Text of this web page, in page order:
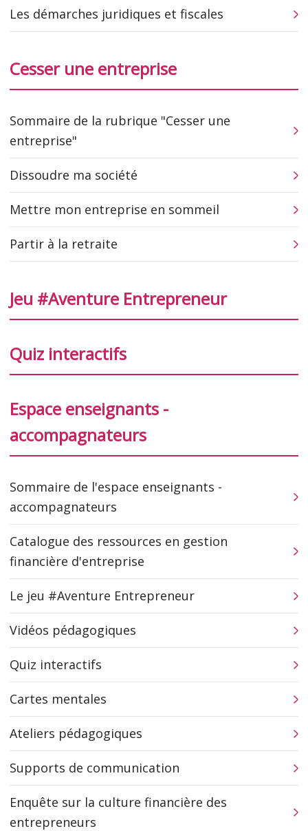
Les démarches juridiques et fiscales
Cesser une entreprise
Sommaire de la rubrique "Cesser une
entreprise"
Dissoudre ma société
Mettre mon entreprise en sommeil
Partir à la retraite
Jeu #Aventure Entrepreneur
Quiz interactifs
Espace enseignants -
accompagnateurs
Sommaire de l'espace enseignants -
accompagnateurs
Catalogue des ressources en gestion
financière d'entreprise
Le jeu #Aventure Entrepreneur
Vidéos pédagogiques
Quiz interactifs
Cartes mentales
Ateliers pédagogiques
Supports de communication
Enquête sur la culture financière des
entrepreneurs